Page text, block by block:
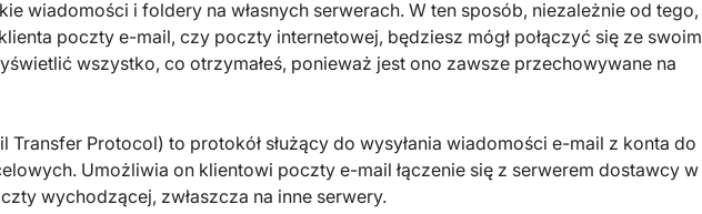
wiadomości i foldery na własnych serwerach. W ten sposób, niezależnie od tego,
poczty e-mail, czy poczty internetowej, będziesz mógł połączyć się ze swoim
wszystko, co otrzymałeś, ponieważ jest ono zawsze przechowywane na
Transfer Protocol) to protokół służący do wysyłania wiadomości e-mail z konta do
Umożliwia on klientowi poczty e-mail łączenie się z serwerem dostawcy w
wychodzącej, zwłaszcza na inne serwery.